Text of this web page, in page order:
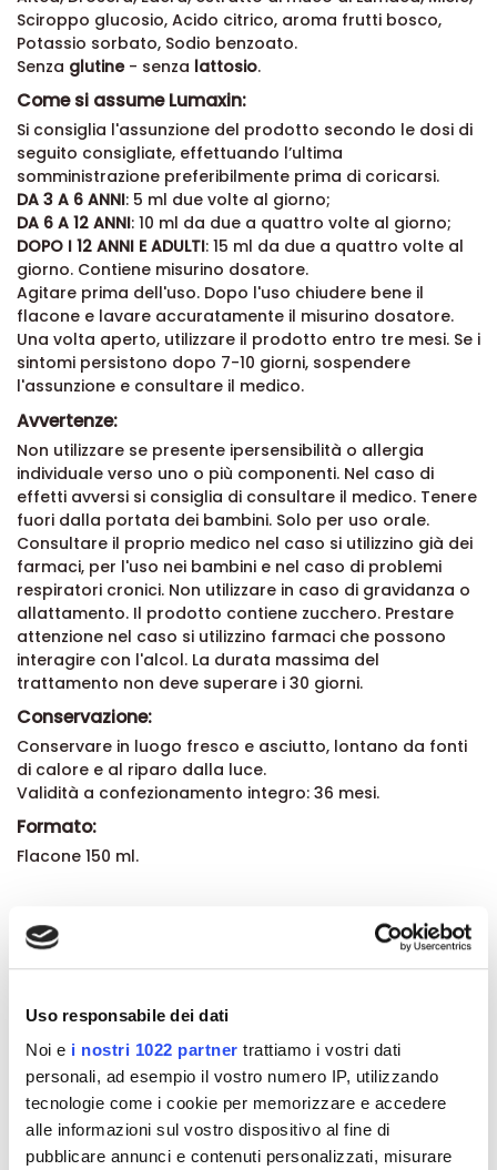
Uso responsabile dei dati
Noi e i nostri 1022 partner trattiamo i vostri dati
personali, ad esempio il vostro numero IP, utilizzando
tecnologie come i cookie per memorizzare e accedere
alle informazioni sul vostro dispositivo al fine di
pubblicare annunci e contenuti personalizzati, misurare
Sciroppo glucosio, Acido citrico, aroma frutti bosco,
Potassio sorbato, Sodio benzoato.
Senza glutine- senza lattosio.
Come si assume Lumaxin:
Si consiglia l'assunzione del prodotto secondo le dosi di
seguito consigliate, effettuando l’ultima
somministrazione preferibilmente prima di coricarsi.
DA 3 A 6 ANNI: 5 ml due volte al giorno;
DA 6 A 12 ANNI: 10 ml da due a quattro volte al giorno;
DOPO I 12 ANNI E ADULTI: 15 ml da due a quattro volte al
giorno. Contiene misurino dosatore.
Agitare prima dell'uso. Dopo l'uso chiudere bene il
flacone e lavare accuratamente il misurino dosatore.
Una volta aperto, utilizzare il prodotto entro tre mesi. Se i
sintomi persistono dopo 7-10 giorni, sospendere
l'assunzione e consultare il medico.
Avvertenze:
Non utilizzare se presente ipersensibilità o allergia
individuale verso uno o più componenti. Nel caso di
effetti avversi si consiglia di consultare il medico. Tenere
fuori dalla portata dei bambini. Solo per uso orale.
Consultare il proprio medico nel caso si utilizzino già dei
farmaci, per l'uso nei bambini e nel caso di problemi
respiratori cronici. Non utilizzare in caso di gravidanza o
allattamento. Il prodotto contiene zucchero. Prestare
attenzione nel caso si utilizzino farmaci che possono
interagire con l'alcol. La durata massima del
trattamento non deve superare i 30 giorni.
Conservazione:
Conservare in luogo fresco e asciutto, lontano da fonti
di calore e al riparo dalla luce.
Validità a confezionamento integro: 36 mesi.
Formato:
Flacone 150 ml.
Dettagli del prodotto
Altri prodotti che potrebbero